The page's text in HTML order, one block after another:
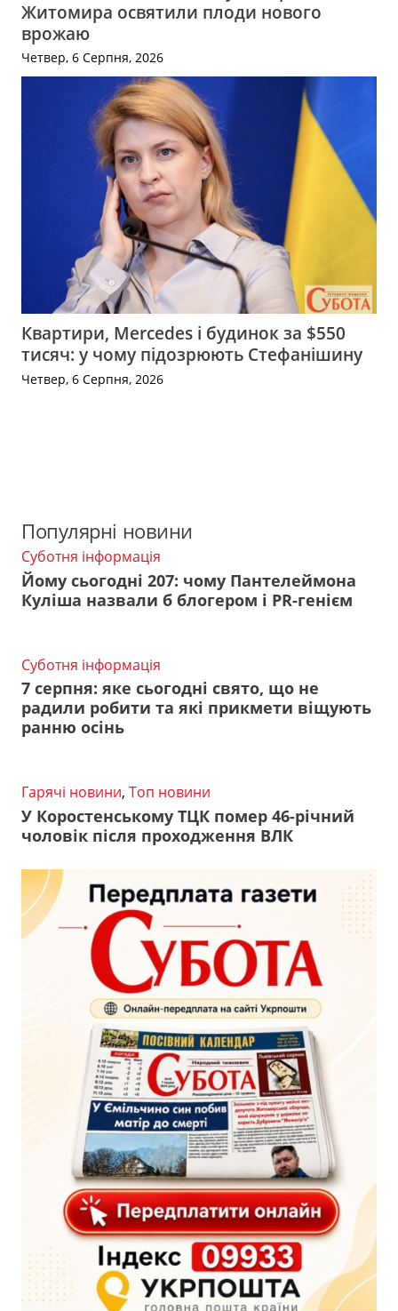
Житомира освятили плоди нового
врожаю
Четвер, 6 Серпня, 2026
Квартири, Mercedes і будинок за $550
тисяч: у чому підозрюють Стефанішину
Четвер, 6 Серпня, 2026
Популярні новини
Суботня інформація
Йому сьогодні 207: чому Пантелеймона
Куліша назвали б блогером і PR-генієм
Суботня інформація
7 серпня: яке сьогодні свято, що не
радили робити та які прикмети віщують
ранню осінь
Гарячі новини, Топ новини
У Коростенському ТЦК помер 46-річний
чоловік після проходження ВЛК